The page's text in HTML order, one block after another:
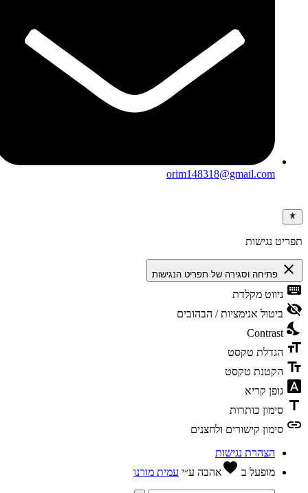
orim148318@gmail.com
נגישות
close פתיחה וסגירה של תפריט הנגישות
ניווט מקלדת
ביטול אנימציות / הבהובים
Contrast
הגדלת טקסט
הקטנת טקסט
גופן קריא
סימון כותרות
סימון קישורים ולחצנים
הצהרת נגישות
מופעל בfavoriteאהבהע״יעמית מורנו